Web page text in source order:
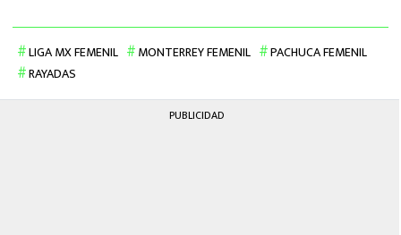
LIGA MX FEMENIL MONTERREY FEMENIL
PACHUCA FEMENIL
RAYADAS
PUBLICIDAD